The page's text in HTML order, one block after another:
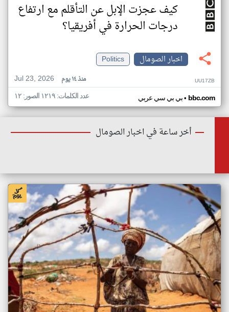
كيف عجزت الإبل عن التأقلم مع ارتفاع
درجات الحرارة في أفريقيا؟
اخبار الصومال
Politics
Jul 23, 2026
منذ ١٤ يوم UU17ZB
بي بي سي عربي• bbc.com عدد الكلمات: ١٢١٩ الصور: ١٢
أخر ساعة في اخبار الصومال